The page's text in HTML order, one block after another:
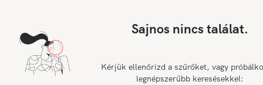
Sajnos nincs találat.
Kérjük ellenőrizd a szűrőket, vagy
legnépszerűbb keresésekkel: